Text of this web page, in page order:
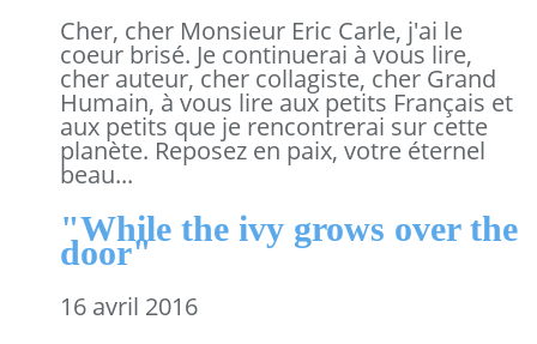
Cher, cher Monsieur Eric Carle, j'ai le
coeur brisé. Je continuerai à vous lire,
cher auteur, cher collagiste, cher Grand
Humain, à vous lire aux petits Français et
aux petits que je rencontrerai sur cette
planète. Reposez en paix, votre éternel
beau...
"While the ivy grows over the
door"
16 avril 2016